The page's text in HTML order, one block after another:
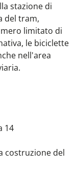
stazione di
del tram,
limitato di
le biciclette
nell'area
14
costruzione del